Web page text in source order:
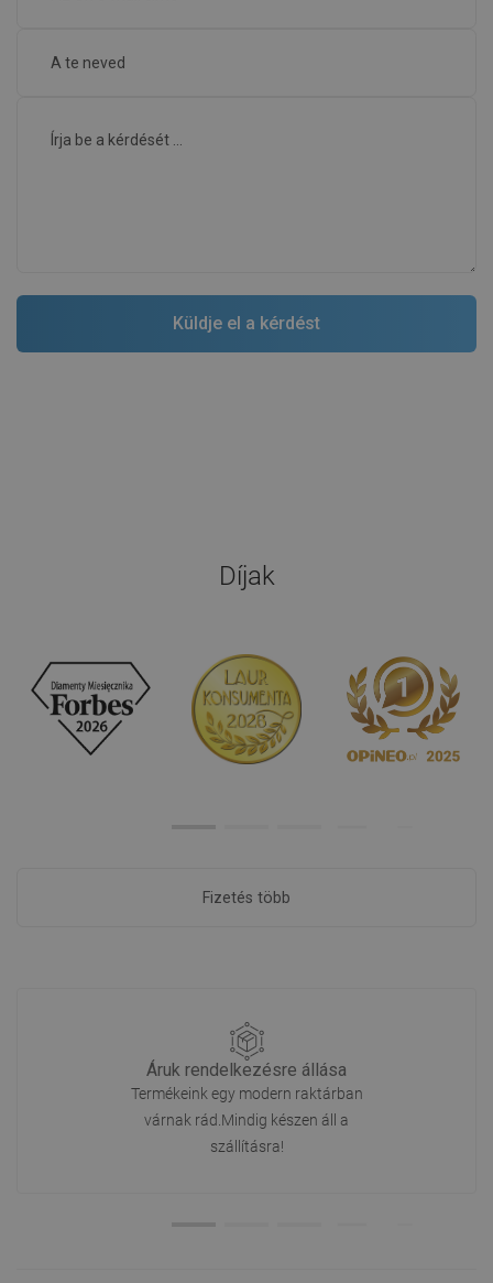
Díjak
Fizetés több
Áruk rendelkezésre állása
Termékeink egy modern raktárban
várnak rád.Mindig készen áll a
szállításra!